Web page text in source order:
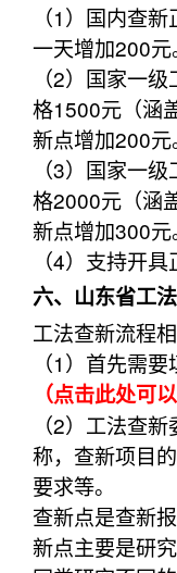
（1）国内查
一天增加200元
（2）国家一
格1500元（涵
新点增加200元
（3）国家一
格2000元（涵
新点增加300元
（4）支持开
六、山东省工
工法查新流程相
（1）首先需
（点击此处可
（2）工法查
称，查新项目
要求等。
查新点是查新
新点主要是研